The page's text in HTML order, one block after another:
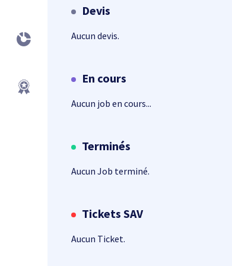
Devis
Aucun devis.
En cours
Aucun job en cours...
Terminés
Aucun Job terminé.
Tickets SAV
Aucun Ticket.